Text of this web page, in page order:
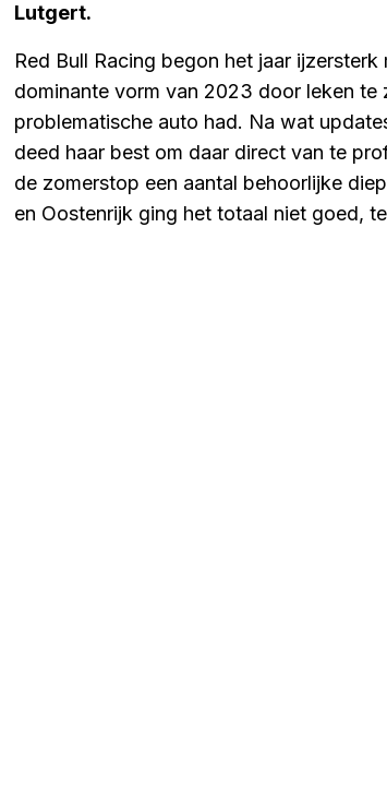
Lutgert.
Red Bull Racing begon het jaar
dominante vorm van 2023 door leken te
problematische auto had. Na wat
deed haar best om daar direct van te
de zomerstop een aantal behoorlijke
en Oostenrijk ging het totaal niet goed,